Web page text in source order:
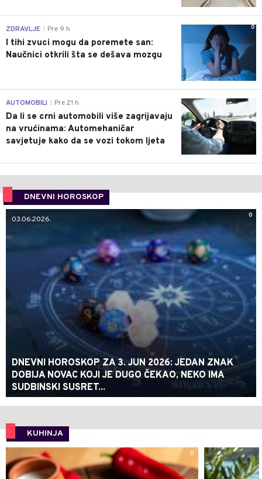
0
ZDRAVLJE Pre 9 h
I tihi zvuci mogu da poremete san:
Naučnici otkrili šta se dešava mozgu
0
AUTOMOBILI Pre 21 h
Da li se crni automobili više zagrijavaju
na vrućinama: Automehaničar
savjetuje kako da se vozi tokom ljeta
DNEVNI HOROSKOP
0
03.06.2026.
DNEVNI HOROSKOP ZA 3. JUN 2026: JEDAN ZNAK
DOBIJA NOVAC KOJI JE DUGO ČEKAO, NEKO IMA
SUDBINSKI SUSRET...
KUHINJA
0